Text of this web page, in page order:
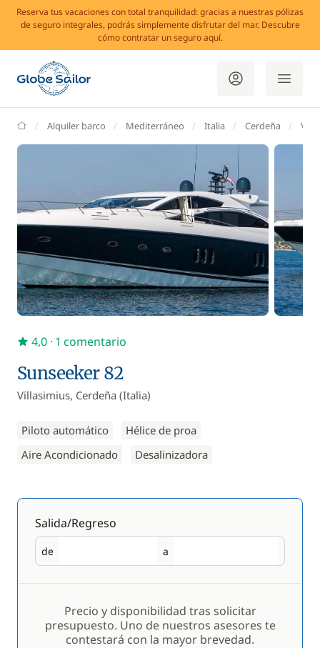
Reserva tus vacaciones con total tranquilidad: gracias a nuestras pólizas
de seguro integrales, podrás simplemente disfrutar del mar. Descubre
cómo contratar un seguro aquí.
GlobeSailor
Alquiler barco Mediterráneo Italia Cerdeña
Sunseeker 82
Villasimius, Cerdeña (Italia)
Piloto automático
Hélice de proa
Aire Acondicionado
Desalinizadora
4,0 · 1 comentario
Salida/Regreso
de
Salida a
Regreso
Precio y disponibilidad tras solicitar
presupuesto. Uno de nuestros asesores te
contestará con la mayor brevedad.